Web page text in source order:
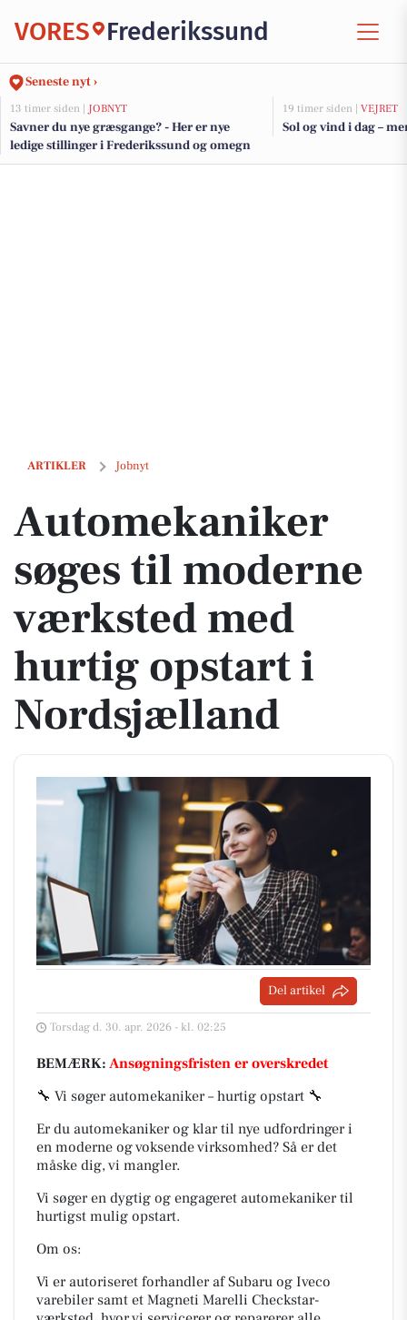
VORES Frederikssund
Seneste nyt ›
13 timer siden | JOBNYT
Savner du nye græsgange? - Her er nye
ledige stillinger i Frederikssund og omegn
19 timer siden | VEJRET
Sol og vind i dag –
ARTIKLER Jobnyt
Automekaniker søges til moderne værksted med hurtig opstart i
Automekaniker
søges til moderne
værksted med
hurtig opstart i
Nordsjælland
Del artikel
Torsdag d. 30. apr. 2026 - kl. 02:25
BEMÆRK: Ansøgningsfristen er overskredet
🔧 Vi søger automekaniker – hurtig opstart 🔧
Er du automekaniker og klar til nye udfordringer i
en moderne og voksende virksomhed? Så er det
måske dig, vi mangler.
Vi søger en dygtig og engageret automekaniker til
hurtigst mulig opstart.
Om os:
Vi er autoriseret forhandler af Subaru og Iveco
varebiler samt et Magneti Marelli Checkstar-